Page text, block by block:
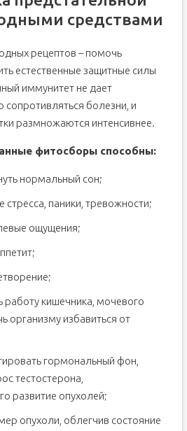
чистотел для лечения
чистотелом
средствами
рецептов – помочь
естественные защитные силы
иммунитет не дает
болезни, и
размножаются интенсивнее.
фитосборы способны:
нормальный сон;
стресса, паники, тревожности;
ощущения;
работу кишечника, мочевого
организму избавиться от
гормональный фон,
тестостерона,
развитие опухолей;
опухоли, облегчив состояние